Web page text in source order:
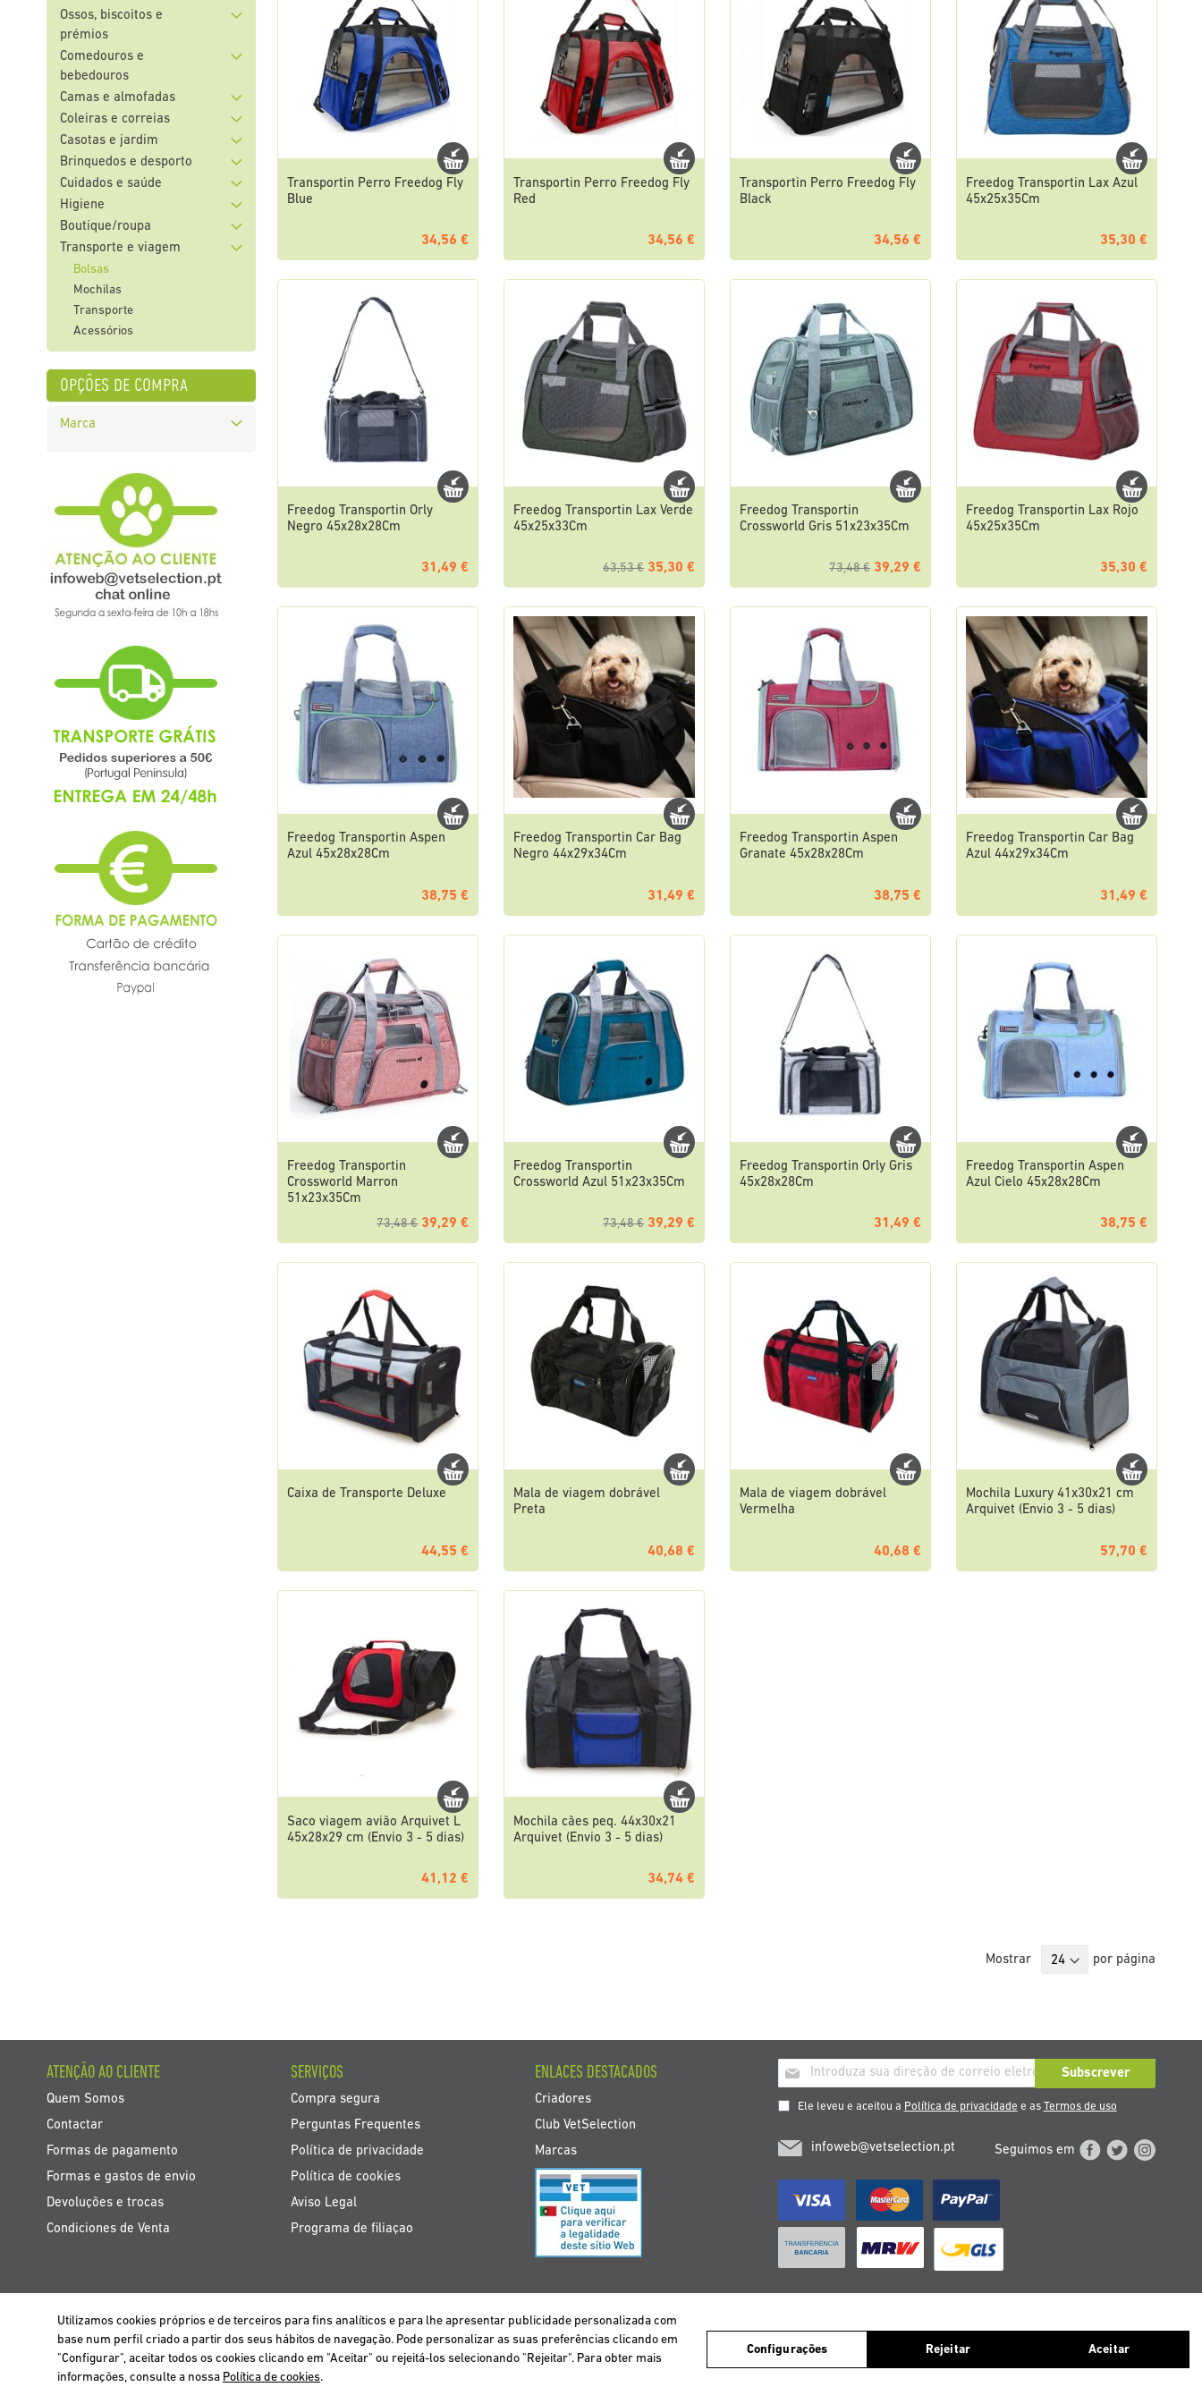
Utilizamos cookies próprios e de terceiros para analisar a navegação dos utilizadores e assim oferecer um melhor serviço. Se você continuar navegando, nós consideramos que você aceita o uso deles.
Fechar
Transportin Perro Freedog Fly
Blue
34,56 €
Transportin Perro Freedog Fly
Red
34,56 €
Transportin Perro Freedog Fly
Black
34,56 €
Freedog Transportin Lax Azul
45x25x35Cm
35,30 €
Freedog Transportin Orly
Negro 45x28x28Cm
31,49 €
Freedog Transportin Lax Verde
45x25x33Cm
63,53 € 35,30 €
Freedog Transportin
Crossworld Gris 51x23x35Cm
73,48 € 39,29 €
Freedog Transportin Lax Rojo
45x25x35Cm
35,30 €
Freedog Transportin Aspen
Azul 45x28x28Cm
38,75 €
Freedog Transportin Car Bag
Negro 44x29x34Cm
31,49 €
Freedog Transportin Aspen
Granate 45x28x28Cm
38,75 €
Freedog Transportin Car Bag
Azul 44x29x34Cm
31,49 €
Freedog Transportin
Crossworld Marron
51x23x35Cm
73,48 € 39,29 €
Freedog Transportin
Crossworld Azul 51x23x35Cm
73,48 € 39,29 €
Freedog Transportin Orly Gris
45x28x28Cm
31,49 €
Freedog Transportin Aspen
Azul Cielo 45x28x28Cm
38,75 €
Caixa de Transporte Deluxe
44,55 €
Mala de viagem dobrável
Preta
40,68 €
Mala de viagem dobrável
Vermelha
40,68 €
Mochila Luxury 41x30x21 cm
Arquivet (Envio 3 - 5 dias)
57,70 €
Saco viagem avião Arquivet L
45x28x29 cm (Envio 3 - 5 dias)
41,12 €
Mochila cães peq. 44x30x21
Arquivet (Envio 3 - 5 dias)
34,74 €
Mostrar por página
Ossos, biscoitos e
prémios
Comedouros e
bebedouros
Camas e almofadas
Coleiras e correias
Casotas e jardim
Brinquedos e desporto
Cuidados e saúde
Higiene
Boutique/roupa
Transporte e viagem
Bolsas
Mochilas
Transporte
Acessórios
opções de compra
Marca
Inscrição
a
nosso
de
Subscrever
Ele leveu e aceitou a Política de privacidade e as Termos de uso
ATENÇÃO AO CLIENTE
Quem Somos
Contactar
Formas de pagamento
Formas e gastos de envio
Devoluções e trocas
Condiciones de Venta
SERVIÇOS
Compra segura
Perguntas Frequentes
Política de privacidade
Política de cookies
Aviso Legal
Programa de filiaçao
ENLACES DESTACADOS
Criadores
Club VetSelection
Marcas
infoweb@vetselection.pt Seguimos em
BELGIË / BELGIQUE DEUTSCHLAND ESPAÑA FRANCE ITALIA NEDERLAND ÖSTERREICH PORTUGAL
Utilizamos cookies próprios e de terceiros para fins analíticos e para lhe apresentar publicidade personalizada com
base num perfil criado a partir dos seus hábitos de navegação. Pode personalizar as suas preferências clicando em
"Configurar", aceitar todos os cookies clicando em "Aceitar" ou rejeitá-los selecionando "Rejeitar". Para obter mais
informações, consulte a nossa Política de cookies.
Configurações Rejeitar Aceitar